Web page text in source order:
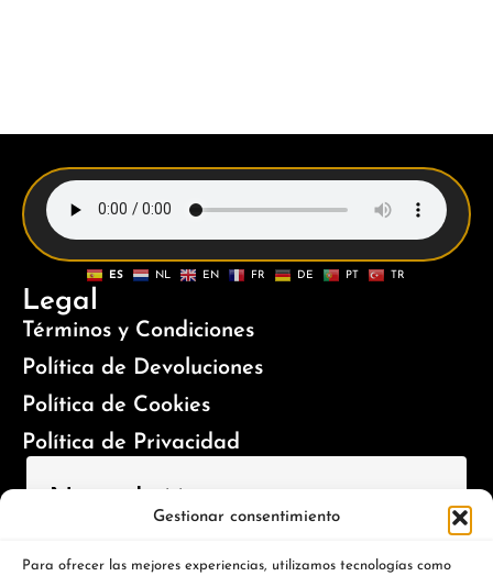
Gestionar consentimiento
Para ofrecer las mejores experiencias, utilizamos tecnologías como
ES NL EN FR DE PT TR
Legal
Términos y Condiciones
Política de Devoluciones
Política de Cookies
Política de Privacidad
Newsletter